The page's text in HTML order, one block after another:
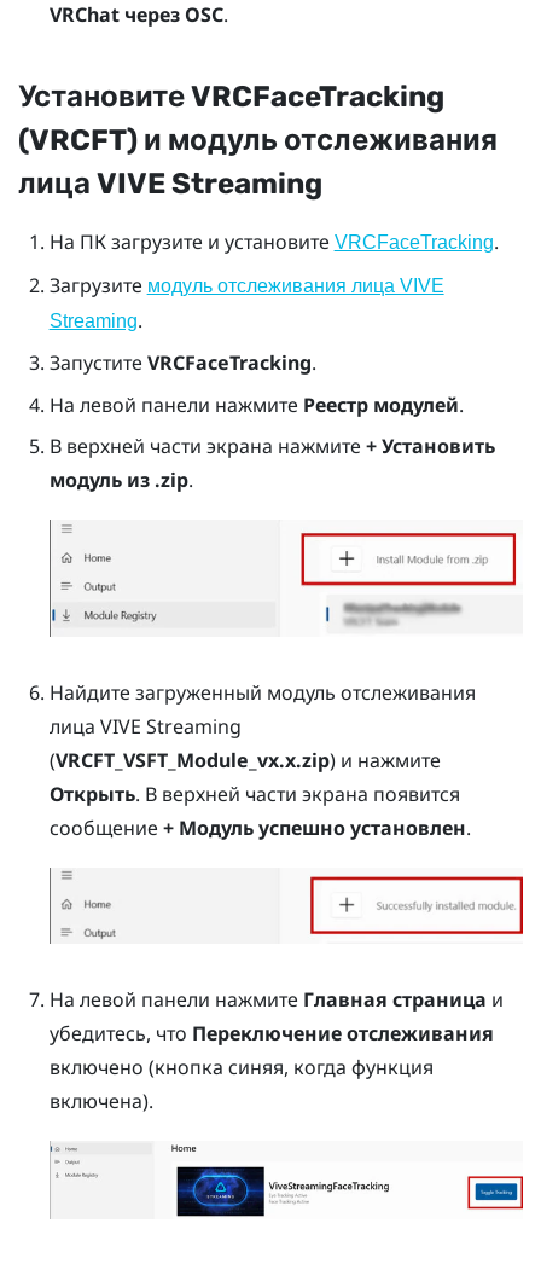
VRChat через OSC.
Установите VRCFaceTracking
(VRCFT) и модуль отслеживания
лица VIVE Streaming
На ПК загрузите и установите VRCFaceTracking.
Загрузите модуль отслеживания лица VIVE
Streaming.
Запустите VRCFaceTracking.
На левой панели нажмите Реестр модулей.
В верхней части экрана нажмите + Установить
модуль из .zip.
Найдите загруженный модуль отслеживания
лица VIVE Streaming
(VRCFT_VSFT_Module_vx.x.zip) и нажмите
Открыть. В верхней части экрана появится
сообщение + Модуль успешно установлен.
На левой панели нажмите Главная страница и
убедитесь, что Переключение отслеживания
включено (кнопка синяя, когда функция
включена).